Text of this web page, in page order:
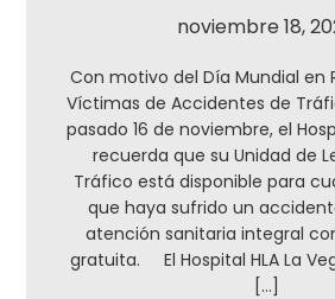
noviembre 18,
Con motivo del Día Mundial en
Víctimas de Accidentes de
pasado 16 de noviembre, el
recuerda que su Unidad de
Tráfico está disponible para
que haya sufrido un
atención sanitaria integral
gratuita. El Hospital HLA La
[…]